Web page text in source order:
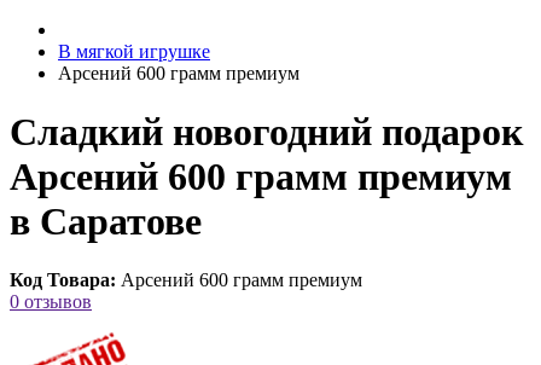
В мягкой игрушке
Арсений 600 грамм премиум
Сладкий новогодний подарок
Арсений 600 грамм премиум
в Саратове
Код Товара: Арсений 600 грамм премиум
0 отзывов